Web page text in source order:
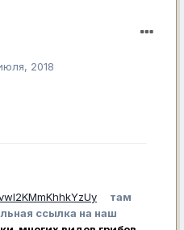
2018
там
ссылка на наш